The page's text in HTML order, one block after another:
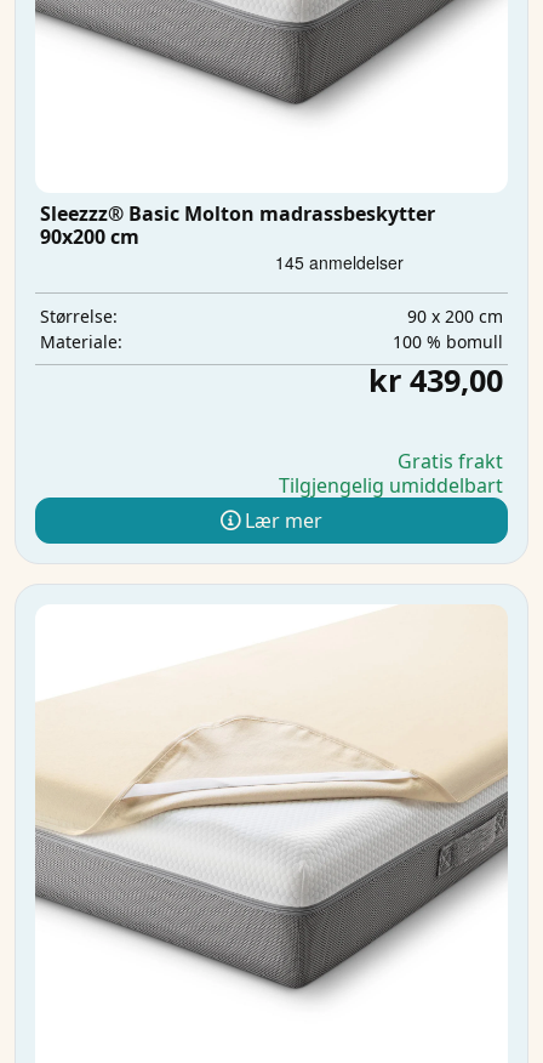
Sleezzz® Basic Molton madrassbeskytter
90x200 cm
Størrelse:
90 x 200 cm
Materiale:
100 % bomull
kr 439,00
Gratis frakt
Tilgjengelig umiddelbart
Lær mer